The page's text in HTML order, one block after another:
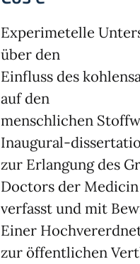
Experimetelle
über den
Einfluss des
auf den
menschlichen
Inaugural-
zur Erlangung des
Doctors der Medicin
verfasst und mit
Einer
zur öffentlichen